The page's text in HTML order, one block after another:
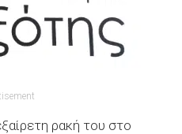
ρακή του στο